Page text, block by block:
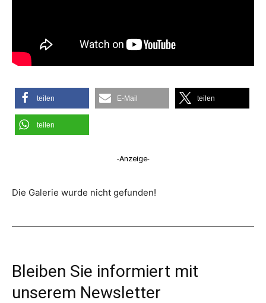
teilen E-Mail teilen
teilen
-Anzeige-
Die Galerie wurde nicht gefunden!
Bleiben Sie informiert mit
unserem Newsletter